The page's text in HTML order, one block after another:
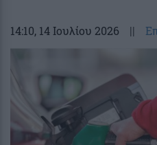
14:10, 14 Ιουλίου 2026 ||